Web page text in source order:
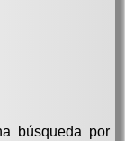
búsqueda por